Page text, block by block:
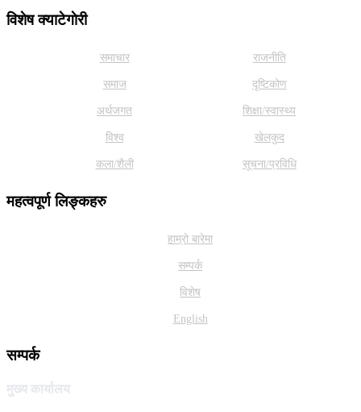
विशेष क्याटेगाेरी
समाचार राजनीति
समाज दृष्टिकोण
अर्थजगत शिक्षा/स्वास्थ्य
विश्व खेलकुद
कला/शैली सूचना/प्रविधि
महत्वपूर्ण लिङ्कहरु
हाम्राे बारेमा
सम्पर्क
विशेष
English
सम्पर्क
मुख्य कार्यालय